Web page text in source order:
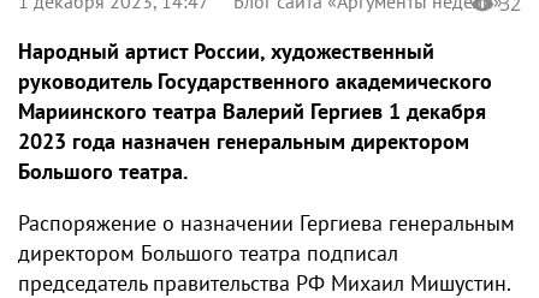
Народный артист России, художественный
руководитель Государственного академического
Мариинского театра Валерий Гергиев 1 декабря
2023 года назначен генеральным директором
Большого театра.
Распоряжение о назначении Гергиева генеральным
директором Большого театра подписал
председатель правительства РФ Михаил Мишустин.